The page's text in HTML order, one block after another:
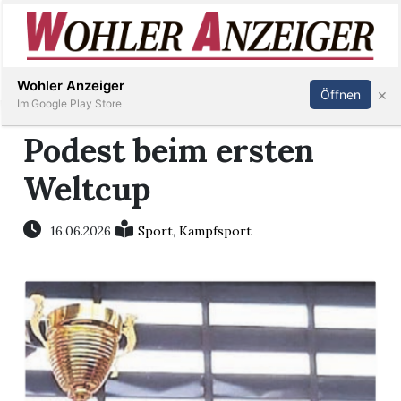
Immobilien
Veranstaltungen
Stellen
E-
Paper
Newsletter
Inserieren Abonnieren Anmelden
Podest beim ersten
Weltcup
16.06.2026 Sport,Kampfsport
Wohler Anzeiger
Im Google Play Store
Öffnen ×